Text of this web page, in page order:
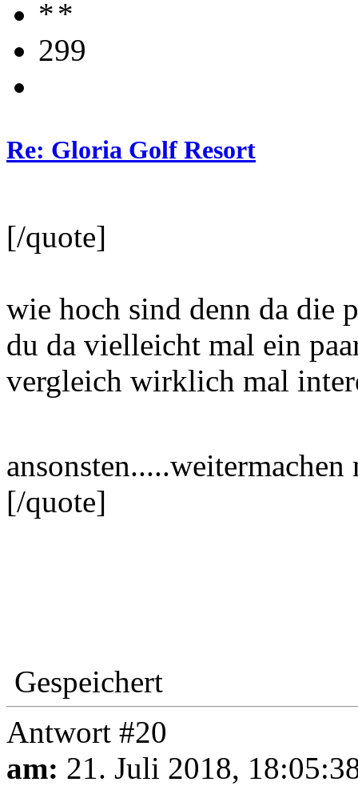
299
Re: Gloria Golf Resort
[/quote]
wie hoch sind denn da die
du da vielleicht mal ein
vergleich wirklich mal
[/quote]
Gespeichert
Antwort #20
am: 21. Juli 2018,